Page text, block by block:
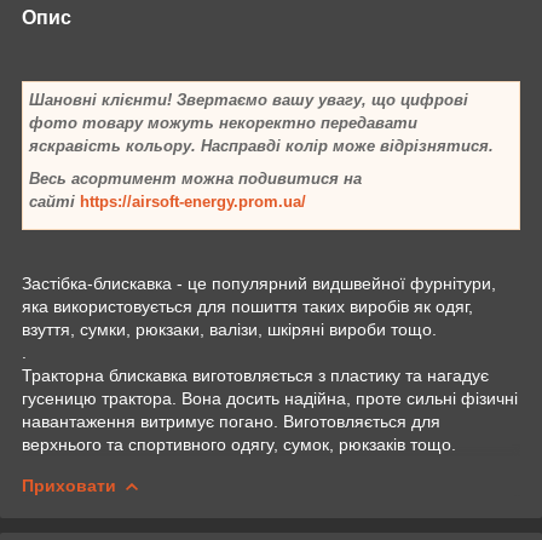
Опис
Шановні клієнти! Звертаємо вашу увагу, що цифрові
фото товару можуть некоректно передавати
яскравість кольору. Насправді колір може відрізнятися.
Весь асортимент можна подивитися на
сайті https://airsoft-energy.prom.ua/
Застібка-блискавка - це популярний видшвейної фурнітури,
яка використовується для пошиття таких виробів як одяг,
взуття, сумки, рюкзаки, валізи, шкіряні вироби тощо.
Тракторна блискавка виготовляється з пластику та нагадує
гусеницю трактора. Вона досить надійна, проте сильні фізичні
навантаження витримує погано. Виготовляється для
верхнього та спортивного одягу, сумок, рюкзаків тощо.
Приховати